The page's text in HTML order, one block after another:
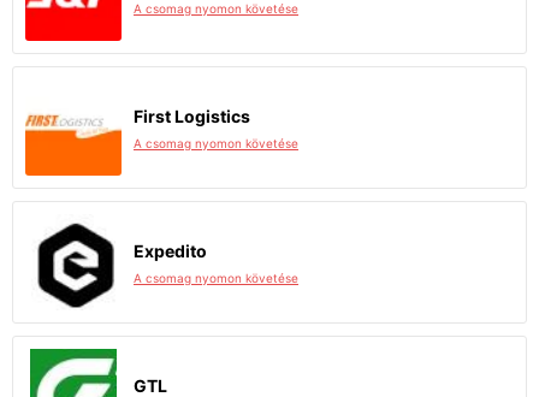
A csomag nyomon követése
First Logistics
A csomag nyomon követése
Expedito
A csomag nyomon követése
GTL